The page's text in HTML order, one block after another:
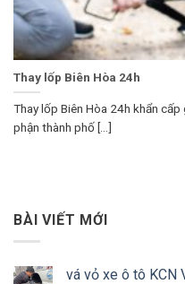
Thay lốp Biên Hòa 24h
Thay lốp Biên Hòa 24h khẩn
phận thành phố [...]
BÀI VIẾT MỚI
vá vỏ xe ô tô KCN